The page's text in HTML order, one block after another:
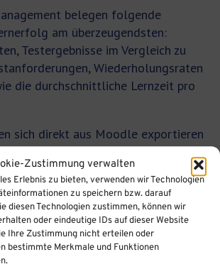
Zustimmung verwalten
Erlebnis zu bieten, verwenden wir Technologien
zu speichern bzw. darauf
diesen Technologien zustimmen, können wir
oder eindeutige IDs auf dieser Website
Ihre Zustimmung nicht erteilen oder
bestimmte Merkmale und Funktionen
belegen folgende
am überzeugendsten:
Testergebnisse im Vergleich zu
Wiederholungsraten
die durchschnittliche Lernzeit pro
sich direkt aus Moodle exportieren
Für das Reporting gegenüber
es sich, die Kennzahlen in einen
Wie viel Prozent der
Mitarbeitenden haben den Kurs